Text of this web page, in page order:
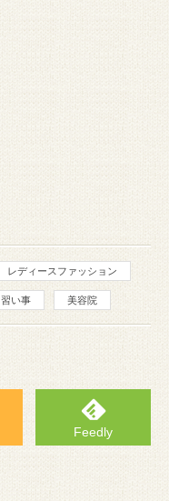
レディースファッション
習い事 美容院
Feedly